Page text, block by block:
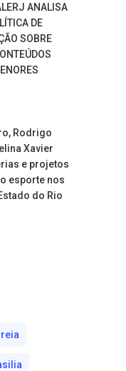
ANALISA
DE
SOBRE
Rodrigo
Xavier
e projetos
esporte nos
do Rio